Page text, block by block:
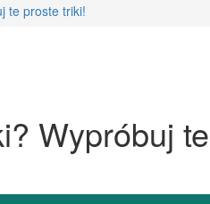
te proste triki!
Wypróbuj te